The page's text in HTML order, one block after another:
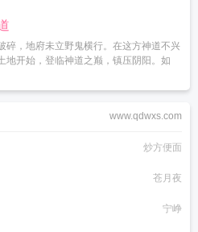
碎，地府未立野鬼横行。在这方神道不兴
地开始，登临神道之巅，镇压阴阳。如
www.qdwxs.com
炒方便面
苍月夜
宁峥